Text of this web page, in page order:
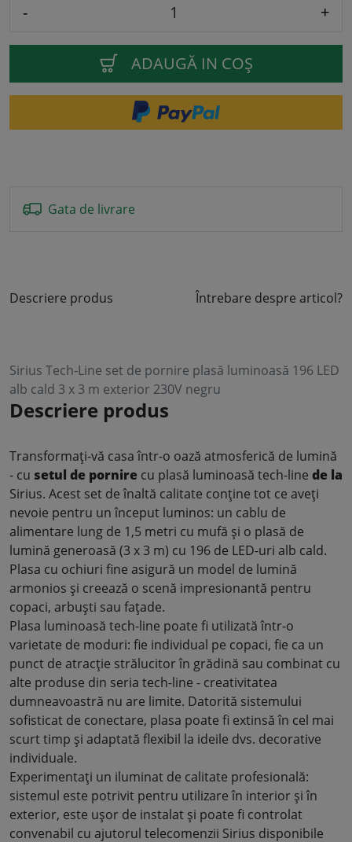
- +
ADAUGĂ IN COŞ
Gata de livrare
Descriere produs Întrebare despre articol?
Sirius Tech-Line set de pornire plasă luminoasă 196 LED
alb cald 3 x 3 m exterior 230V negru
Descriere produs
Transformați-vă casa într-o oază atmosferică de lumină
- cu setul de pornire cu plasă luminoasă tech-line de la
Sirius. Acest set de înaltă calitate conține tot ce aveți
nevoie pentru un început luminos: un cablu de
alimentare lung de 1,5 metri cu mufă și o plasă de
lumină generoasă (3 x 3 m) cu 196 de LED-uri alb cald.
Plasa cu ochiuri fine asigură un model de lumină
armonios și creează o scenă impresionantă pentru
copaci, arbuști sau fațade.
Plasa luminoasă tech-line poate fi utilizată într-o
varietate de moduri: fie individual pe copaci, fie ca un
punct de atracție strălucitor în grădină sau combinat cu
alte produse din seria tech-line - creativitatea
dumneavoastră nu are limite. Datorită sistemului
sofisticat de conectare, plasa poate fi extinsă în cel mai
scurt timp și adaptată flexibil la ideile dvs. decorative
individuale.
Experimentați un iluminat de calitate profesională:
sistemul este potrivit pentru utilizare în interior și în
exterior, este ușor de instalat și poate fi controlat
convenabil cu ajutorul telecomenzii Sirius disponibile